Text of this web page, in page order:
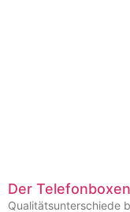
Der
Qualitätsunterschiede